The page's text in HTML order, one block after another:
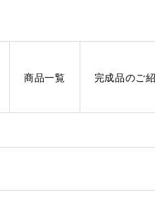
商品一覧 完成品のご